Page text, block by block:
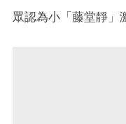
眾認為小「藤堂靜」